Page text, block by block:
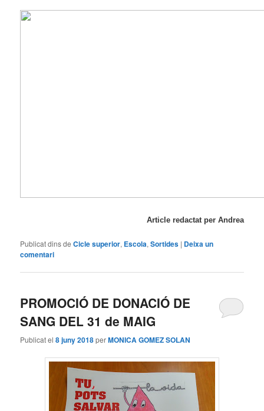
Article redactat per Andrea
Publicat dins de Cicle superior, Escola,Sortides | Deixa un
comentari
PROMOCIÓ DE DONACIÓ DE
SANG DEL 31 de MAIG
Publicat el8 juny 2018perMONICA GOMEZ SOLAN